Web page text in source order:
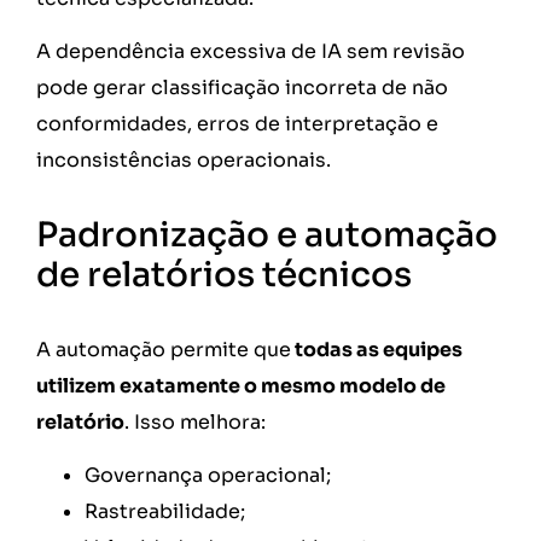
A dependência excessiva de IA sem revisão
pode gerar classificação incorreta de não
conformidades, erros de interpretação e
inconsistências operacionais.
Padronização e automação
de relatórios técnicos
A automação permite quetodas as equipes
utilizem exatamente o mesmo modelo de
relatório. Isso melhora:
Governança operacional;
Rastreabilidade;